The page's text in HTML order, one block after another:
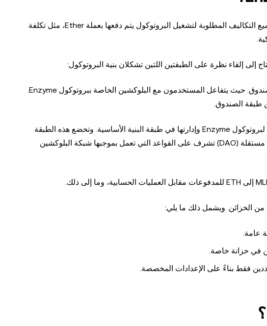
نظرًا لأن بروتوكول Enzyme مبني على شبكة Ethereum، فإن جميع التكاليف المطلوبة لتشغيل البروتوكول يتم دفعها بعملة Ether، مثل تكلفة
يتم إنشاء الصناديق/الخزائن وإدارتها في طبقة الصندوق. حيث يتفاعل المستخدمون مع البلوكشين الخاصة ببروتوكول Enzyme.
طبقة الصندوق.
كما يوحي الاسم، يتم تخزين البنية الأساسية لبروتوكول Enzyme وإدارتها في طبقة البنية الأساسية. وتخضع هذه الطبقة
لإشراف مجلس Enzyme Council، وهي عبارة عن هيئة لامركزية مستقلة (DAO) تشرف على القواعد التي تعمل بموجبها شبكة البلوكشين
عامة.
في خزانة خاصة.
فقط بناءً على الإعدادات المخصصة.